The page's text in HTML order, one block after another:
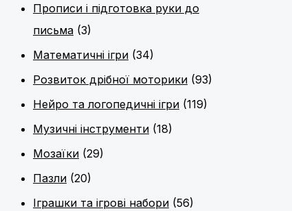
Прописи і підготовка руки до
письма (3)
Математичні ігри (34)
Розвиток дрібної моторики (93)
Нейро та логопедичні ігри (119)
Музичні інструменти (18)
Мозаїки (29)
Пазли (20)
Іграшки та ігрові набори (56)